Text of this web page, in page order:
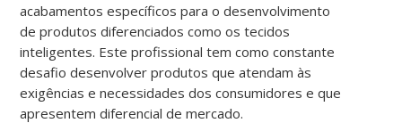
acabamentos específicos para o desenvolvimento
de produtos diferenciados como os tecidos
inteligentes. Este profissional tem como constante
desafio desenvolver produtos que atendam às
exigências e necessidades dos consumidores e que
apresentem diferencial de mercado.